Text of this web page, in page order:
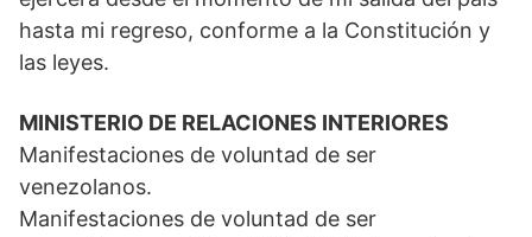
hasta mi regreso, conforme a la Constitución y
las leyes.
MINISTERIO DE RELACIONES INTERIORES
Manifestaciones de voluntad de ser
venezolanos.
Manifestaciones de voluntad de ser